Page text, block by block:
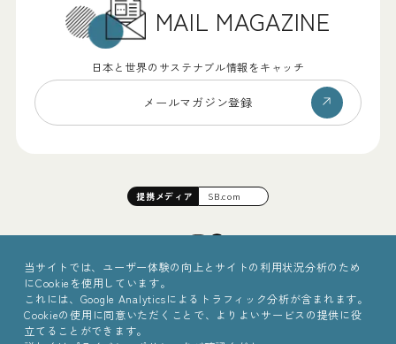
MAIL MAGAZINE
日本と世界のサステナブル情報をキャッチ
メールマガジン登録
提携メディア SB.com
当サイトでは、ユーザー体験の向上とサイトの利用状況分析のため
にCookieを使用しています。
これには、Google Analyticsによるトラフィック分析が含まれます。
Cookieの使用に同意いただくことで、よりよいサービスの提供に役
立てることができます。